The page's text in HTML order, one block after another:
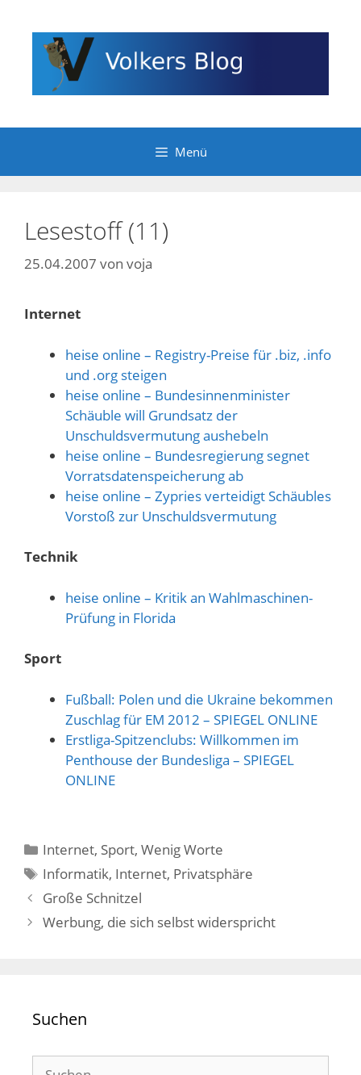
Inhalt
springen
Menü
Lesestoff (11)
25.04.2007 von voja
Internet
heise online – Registry-Preise für .biz, .info
und .org steigen
heise online – Bundesinnenminister
Schäuble will Grundsatz der
Unschuldsvermutung aushebeln
heise online – Bundesregierung segnet
Vorratsdatenspeicherung ab
heise online – Zypries verteidigt Schäubles
Vorstoß zur Unschuldsvermutung
Technik
heise online – Kritik an Wahlmaschinen-
Prüfung in Florida
Sport
Fußball: Polen und die Ukraine bekommen
Zuschlag für EM 2012 – SPIEGEL ONLINE
Erstliga-Spitzenclubs: Willkommen im
Penthouse der Bundesliga – SPIEGEL
ONLINE
Kategorien
Internet, Sport,Wenig Worte
Schlagwörter
Informatik, Internet, Privatsphäre
Große Schnitzel
Werbung, die sich selbst widerspricht
Suchen
Suchen